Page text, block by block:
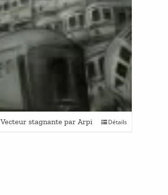
Vecteur stagnante par Arpi Détails